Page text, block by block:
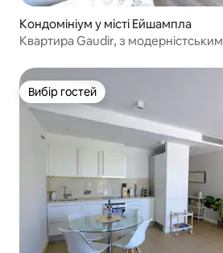
Кондомініум у місті Ейшампла
Квартира Gaudir, з
Вибір гостей
Вибір гостей